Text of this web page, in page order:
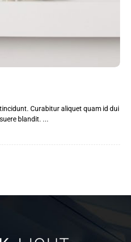
Curabitur aliquet quam id dui
blandit. ...